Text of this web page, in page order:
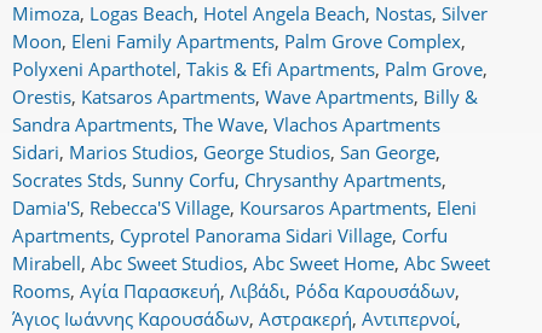
Mimoza, Logas Beach, Hotel Angela Beach, Nostas, Silver
Moon, Eleni Family Apartments, Palm Grove Complex,
Polyxeni Aparthotel, Takis & Efi Apartments, Palm Grove,
Orestis, Katsaros Apartments, Wave Apartments, Billy &
Sandra Apartments, The Wave, Vlachos Apartments
Sidari, Marios Studios, George Studios, San George,
Socrates Stds, Sunny Corfu, Chrysanthy Apartments,
Damia'S, Rebecca'S Village, Koursaros Apartments, Eleni
Apartments, Cyprotel Panorama Sidari Village, Corfu
Mirabell, Abc Sweet Studios, Abc Sweet Home, Abc Sweet
Rooms, Αγία Παρασκευή, Λιβάδι, Ρόδα Καρουσάδων,
Άγιος Ιωάννης Καρουσάδων, Αστρακερή, Αντιπερνοί,